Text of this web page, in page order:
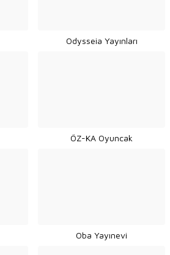
Odysseia Yayınları
ÖZ-KA Oyuncak
Oba Yayınevi